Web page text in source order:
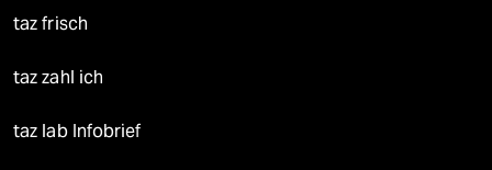
taz frisch
taz zahl ich
taz lab Infobrief